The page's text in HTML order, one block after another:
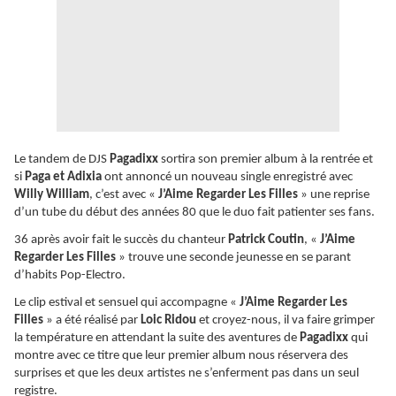
Le tandem de DJS Pagadixx sortira son premier album à la rentrée et
si Paga et Adixia ont annoncé un nouveau single enregistré avec
Willy William, c’est avec « J’Aime Regarder Les Filles » une reprise
d’un tube du début des années 80 que le duo fait patienter ses fans.
36 après avoir fait le succès du chanteur Patrick Coutin, « J’Aime
Regarder Les Filles » trouve une seconde jeunesse en se parant
d’habits Pop-Electro.
Le clip estival et sensuel qui accompagne « J’Aime Regarder Les
Filles » a été réalisé par Loic Ridou et croyez-nous, il va faire grimper
la température en attendant la suite des aventures de Pagadixx qui
montre avec ce titre que leur premier album nous réservera des
surprises et que les deux artistes ne s’enferment pas dans un seul
registre.